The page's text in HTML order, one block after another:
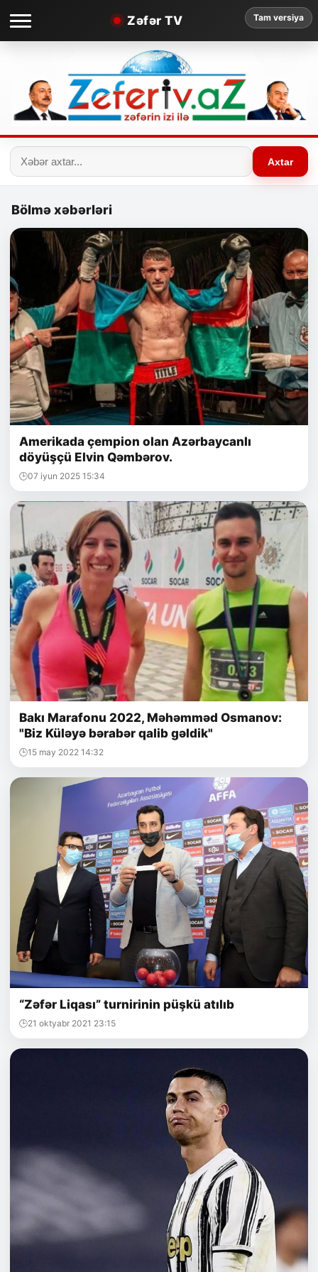
Zəfər TV Tam versiya
Axtar
Bölmə xəbərləri
Amerikada çempion olan Azərbaycanlı
döyüşçü Elvin Qəmbərov.
07 iyun 2025 15:34
Bakı Marafonu 2022, Məhəmməd Osmanov:
"Biz Küləyə bərabər qalib gəldik"
15 may 2022 14:32
“Zəfər Liqası” turnirinin püşkü atılıb
21 oktyabr 2021 23:15